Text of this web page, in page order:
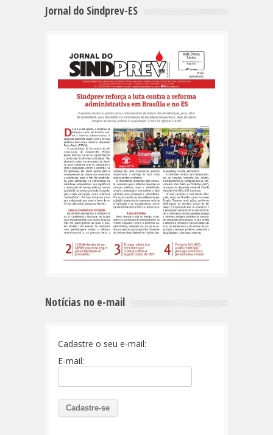
Jornal do Sindprev-ES
Notícias no e-mail
Cadastre o seu e-mail:
E-mail: